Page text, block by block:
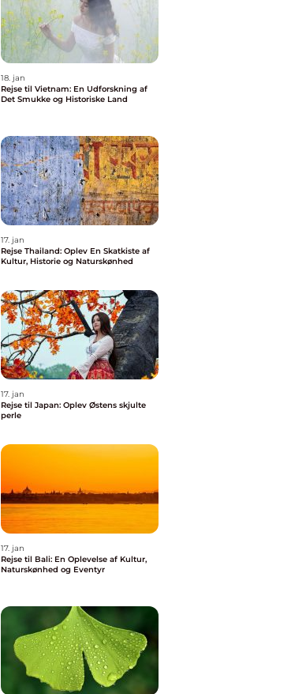
18. jan
Rejse til Vietnam: En Udforskning af
Det Smukke og Historiske Land
17. jan
Rejse Thailand: Oplev En Skatkiste af
Kultur, Historie og Naturskønhed
17. jan
Rejse til Japan: Oplev Østens skjulte
perle
17. jan
Rejse til Bali: En Oplevelse af Kultur,
Naturskønhed og Eventyr